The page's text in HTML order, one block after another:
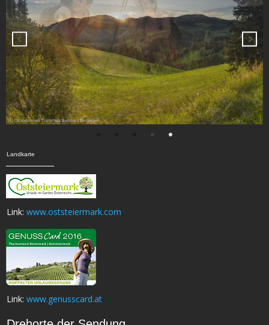
Landkarte
Link: www.oststeiermark.com
Link: www.genusscard.at